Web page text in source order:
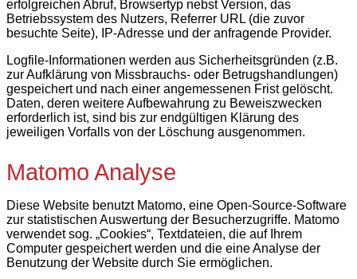
erfolgreichen Abruf, Browsertyp nebst Version, das
Betriebssystem des Nutzers, Referrer URL (die zuvor
besuchte Seite), IP-Adresse und der anfragende Provider.
Logfile-Informationen werden aus Sicherheitsgründen (z.B.
zur Aufklärung von Missbrauchs- oder Betrugshandlungen)
gespeichert und nach einer angemessenen Frist gelöscht.
Daten, deren weitere Aufbewahrung zu Beweiszwecken
erforderlich ist, sind bis zur endgültigen Klärung des
jeweiligen Vorfalls von der Löschung ausgenommen.
Matomo Analyse
Diese Website benutzt Matomo, eine Open-Source-Software
zur statistischen Auswertung der Besucherzugriffe. Matomo
verwendet sog. „Cookies“, Textdateien, die auf Ihrem
Computer gespeichert werden und die eine Analyse der
Benutzung der Website durch Sie ermöglichen.